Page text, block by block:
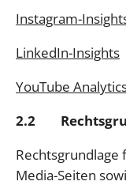
Instagram-
LinkedIn-Insights
YouTube
2.2
Rechtsgrundlage
Media-Seiten